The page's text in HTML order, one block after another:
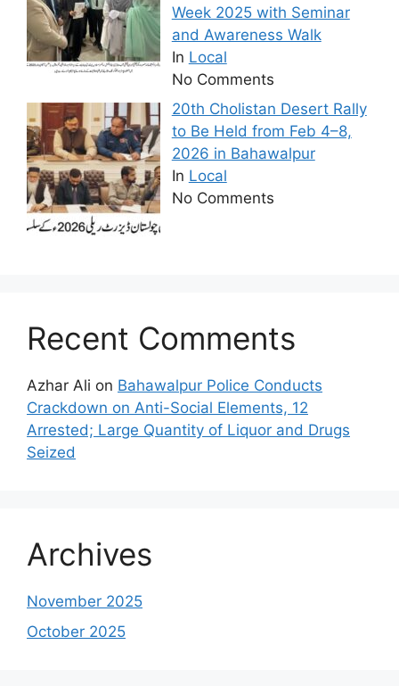
Week 2025 with Seminar
and Awareness Walk
In Local
No Comments
20th Cholistan Desert Rally
to Be Held from Feb 4–8,
2026 in Bahawalpur
In Local
No Comments
Recent Comments
Azhar Ali on Bahawalpur Police Conducts
Crackdown on Anti-Social Elements, 12
Arrested; Large Quantity of Liquor and Drugs
Seized
Archives
November 2025
October 2025